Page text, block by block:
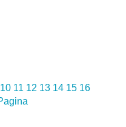
10 11 12 13 14 15 16